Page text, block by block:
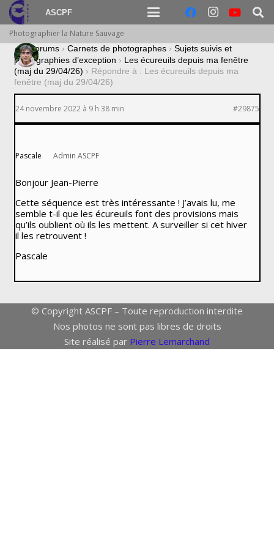
ASCPF
Photographier la Nature Sauvage
› Forums › Carnets de photographes › Sujets suivis et
photographies d’exception › Les écureuils depuis ma fenêtre
(maj du 29/04/26) › Répondre à : Les écureuils depuis ma
fenêtre (maj du 29/04/26)
24 novembre 2022 à 9 h 38 min #29875
Pascale Admin ASCPF
Bonjour Jean-Pierre
Cette séquence est très intéressante ! J’avais lu, me
semble t-il que les écureuils font des provisions mais
qu’ils oublient où ils les mettent. A surveiller si cet hiver
il les retrouvent !
Pascale
© Copyright ASCPF – Toute reproduction interdite
Nos photos ne sont pas libres de droits
Site réalisé par Pierre Lemarchand